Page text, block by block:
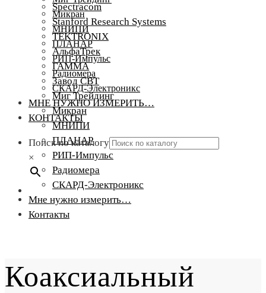
Микран
МНИПИ
ПЛАНАР
РИП-Импульс
Радиомера
СКАРД-Электроникс
МНЕ НУЖНО ИЗМЕРИТЬ…
КОНТАКТЫ
Поиск по каталогу
×
Spectracom
Stanford Research Systems
TEKTRONIX
АльфаТрек
ГАММА
Завод СВТ
Миг Трейдинг
Микран
МНИПИ
ПЛАНАР
РИП-Импульс
Радиомера
СКАРД-Электроникс
Мне нужно измерить…
Контакты
Коаксиальный